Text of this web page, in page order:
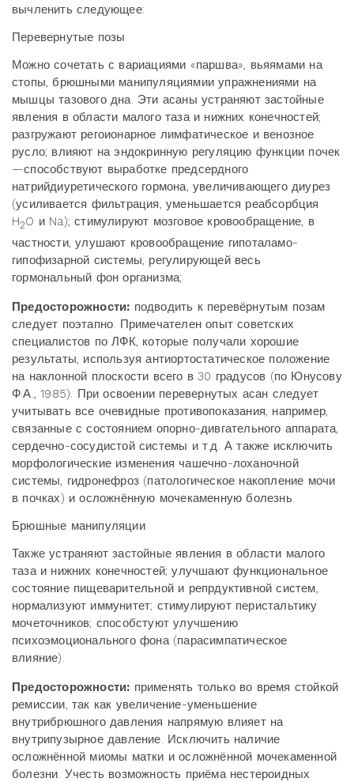
вычленить следующее:
Перевернутые позы
Можно сочетать с вариациями «паршва», вьяямами на
стопы, брюшными манипуляциямии упражнениями на
мышцы тазового дна. Эти асаны устраняют застойные
явления в области малого таза и нижних конечностей;
разгружают регоионарное лимфатическое и венозное
русло; влияют на эндокринную регуляцию функции почек
—способствуют выработке предсердного
натрийдиуретического гормона, увеличивающего диурез
(усиливается фильтрация, уменьшается реабсорбция
H2O и Na); стимулируют мозговое кровообращение, в
частности, улушают кровообращение гипоталамо-
гипофизарной системы, регулирующей весь
гормональный фон организма;
Предосторожности: подводить к перевёрнутым позам
следует поэтапно. Примечателен опыт советских
специалистов по ЛФК, которые получали хорошие
результаты, используя антиортостатическое положение
на наклонной плоскости всего в 30 градусов (по Юнусову
Ф.А., 1985). При освоении перевернутых асан следует
учитывать все очевидные противопоказания, например,
связанные с состоянием опорно-дивгательного аппарата,
сердечно-сосудистой системы и т.д. А также исключить
морфологические изменения чашечно-лоханочной
системы, гидронефроз (патологическое накопление мочи
в почках) и осложнённую мочекаменную болезнь.
Брюшные манипуляции
Также устраняют застойные явления в области малого
таза и нижних конечностей; улучшают функциональное
состояние пищеварительной и репрдуктивной систем,
нормализуют иммунитет; стимулируют перистальтику
мочеточников; способстуют улучшению
психоэмоционального фона (парасимпатическое
влияние).
Предосторожности: применять только во время стойкой
ремиссии, так как увеличение-уменьшение
внутрибрюшного давления напрямую влияет на
внутрипузырное давление. Исключить наличие
осложнённой миомы матки и осложнённой мочекаменной
болезни. Учесть возможность приёма нестероидных